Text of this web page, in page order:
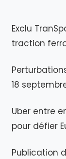
Exclu
traction
18
Uber entre
pour défier
Publication